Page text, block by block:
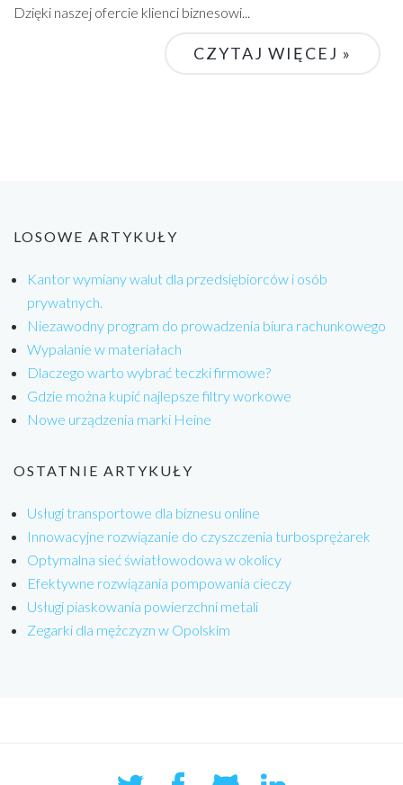
Dzięki naszej ofercie klienci biznesowi...
CZYTAJ WIĘCEJ »
LOSOWE ARTYKUŁY
Kantor wymiany walut dla przedsiębiorców i osób
prywatnych.
Niezawodny program do prowadzenia biura rachunkowego
Wypalanie w materiałach
Dlaczego warto wybrać teczki firmowe?
Gdzie można kupić najlepsze filtry workowe
Nowe urządzenia marki Heine
OSTATNIE ARTYKUŁY
Usługi transportowe dla biznesu online
Innowacyjne rozwiązanie do czyszczenia turbosprężarek
Optymalna sieć światłowodowa w okolicy
Efektywne rozwiązania pompowania cieczy
Usługi piaskowania powierzchni metali
Zegarki dla mężczyzn w Opolskim